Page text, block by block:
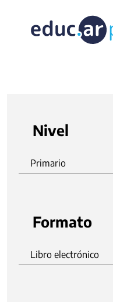
Nivel
Primario
Formato
Libro electrónico